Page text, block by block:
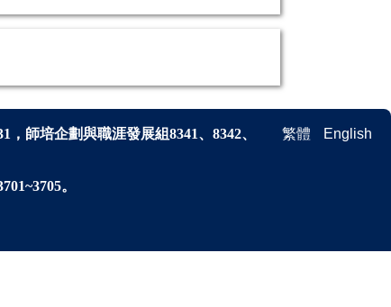
繁體 English
，師培企劃與職涯發展組8341、 8342、
。